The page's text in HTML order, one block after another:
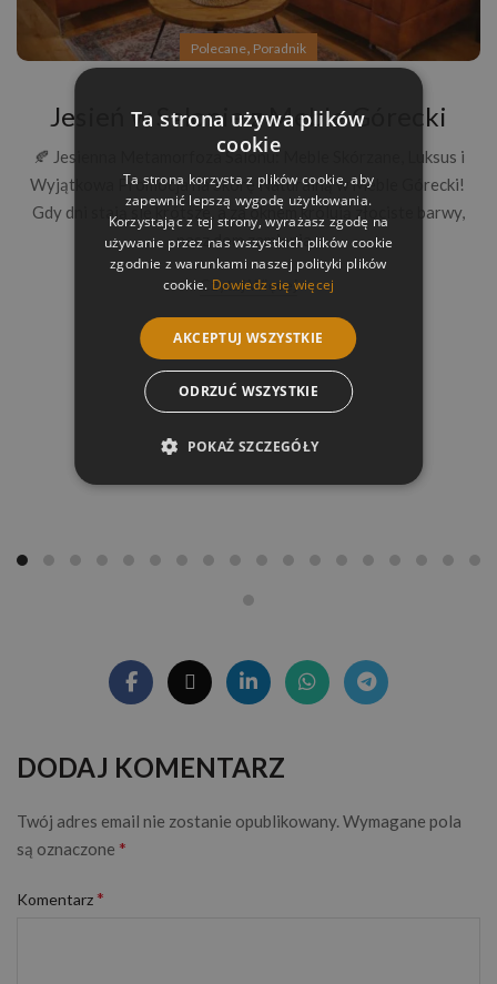
Polecane, Poradnik
Jesień w Salonie z Meble Górecki
🍂 Jesienna Metamorfoza Salonu: Meble Skórzane, Luksus i
Wyjątkowa Promocja na Skórę Naturalną w Meble Górecki!
Gdy dni stają się krótsze, a za oknem królują złociste barwy,
nasz dom zamienia...
Czytaj Więcej
DODAJ KOMENTARZ
Twój adres email nie zostanie opublikowany.Wymagane pola
są oznaczone *
Komentarz *
Ta strona używa plików
cookie
Ta strona korzysta z plików cookie, aby
zapewnić lepszą wygodę użytkowania.
Korzystając z tej strony, wyrażasz zgodę na
używanie przez nas wszystkich plików cookie
zgodnie z warunkami naszej polityki plików
cookie. Dowiedz się więcej
AKCEPTUJ WSZYSTKIE
ODRZUĆ WSZYSTKIE
POKAŻ SZCZEGÓŁY